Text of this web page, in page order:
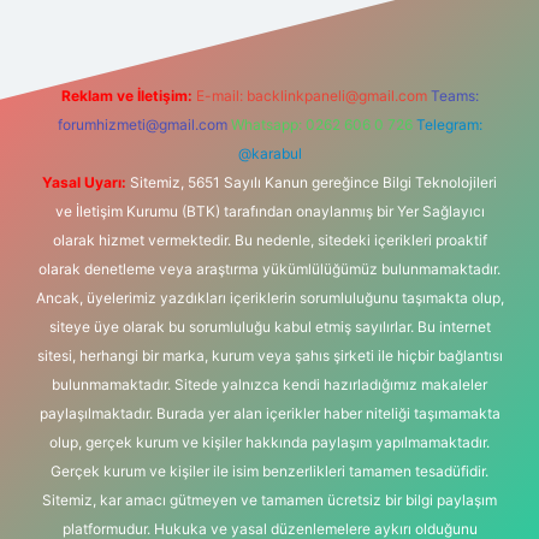
Reklam ve İletişim: E-mail: backlinkpaneli@gmail.com Teams:
forumhizmeti@gmail.com Whatsapp: 0262 606 0 726 Telegram:
@karabul
Yasal Uyarı: Sitemiz, 5651 Sayılı Kanun gereğince Bilgi Teknolojileri
ve İletişim Kurumu (BTK) tarafından onaylanmış bir Yer Sağlayıcı
olarak hizmet vermektedir. Bu nedenle, sitedeki içerikleri proaktif
olarak denetleme veya araştırma yükümlülüğümüz bulunmamaktadır.
Ancak, üyelerimiz yazdıkları içeriklerin sorumluluğunu taşımakta olup,
siteye üye olarak bu sorumluluğu kabul etmiş sayılırlar. Bu internet
sitesi, herhangi bir marka, kurum veya şahıs şirketi ile hiçbir bağlantısı
bulunmamaktadır. Sitede yalnızca kendi hazırladığımız makaleler
paylaşılmaktadır. Burada yer alan içerikler haber niteliği taşımamakta
olup, gerçek kurum ve kişiler hakkında paylaşım yapılmamaktadır.
Gerçek kurum ve kişiler ile isim benzerlikleri tamamen tesadüfidir.
Sitemiz, kar amacı gütmeyen ve tamamen ücretsiz bir bilgi paylaşım
platformudur. Hukuka ve yasal düzenlemelere aykırı olduğunu